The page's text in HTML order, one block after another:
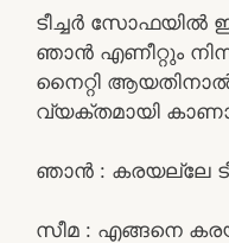
ടീച്ചർ സോഫയിൽ
ഞാൻ എണീറ്റും
നൈറ്റി
വ്യക്തമായി
ഞാൻ : കരയല്ലേ
സീമ : എങ്ങനെ